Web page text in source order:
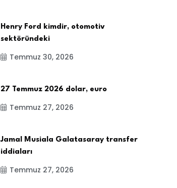
Henry Ford kimdir, otomotiv
sektöründeki
Temmuz 30, 2026
27 Temmuz 2026 dolar, euro
Temmuz 27, 2026
Jamal Musiala Galatasaray transfer
iddiaları
Temmuz 27, 2026